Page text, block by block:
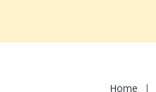
Home |